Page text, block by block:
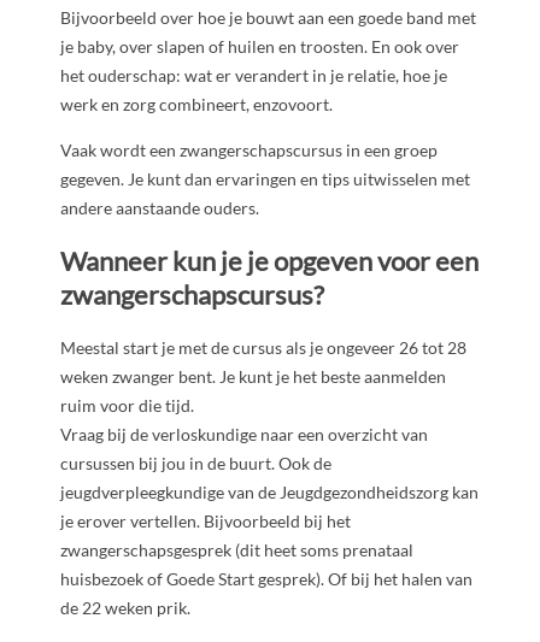
Bijvoorbeeld over hoe je bouwt aan een goede band met
je baby, over slapen of huilen en troosten. En ook over
het ouderschap: wat er verandert in je relatie, hoe je
werk en zorg combineert, enzovoort.
Vaak wordt een zwangerschapscursus in een groep
gegeven. Je kunt dan ervaringen en tips uitwisselen met
andere aanstaande ouders.
Wanneer kun je je opgeven voor een
zwangerschapscursus?
Meestal start je met de cursus als je ongeveer 26 tot 28
weken zwanger bent. Je kunt je het beste aanmelden
ruim voor die tijd.
Vraag bij de verloskundige naar een overzicht van
cursussen bij jou in de buurt. Ook de
jeugdverpleegkundige van de Jeugdgezondheidszorg kan
je erover vertellen. Bijvoorbeeld bij het
zwangerschapsgesprek (dit heet soms prenataal
huisbezoek of Goede Start gesprek). Of bij het halen van
de 22 weken prik.